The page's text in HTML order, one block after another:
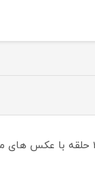
با این ست نقاشی جذاب جدیدترین روش‌ها